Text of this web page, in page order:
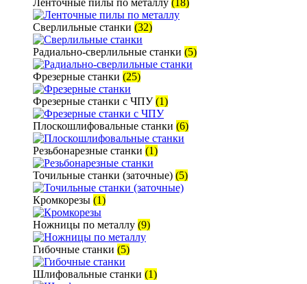
Ленточные пилы по металлу (18)
Сверлильные станки (32)
Радиально-сверлильные станки (5)
Фрезерные станки (25)
Фрезерные станки с ЧПУ(1)
Плоскошлифовальные станки (6)
Резьбонарезные станки (1)
Точильные станки (заточные) (5)
Кромкорезы (1)
Ножницы по металлу (9)
Гибочные станки (5)
Шлифовальные станки (1)